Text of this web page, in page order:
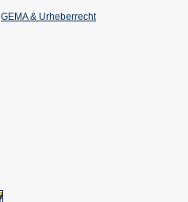
Tab)
GEMA & Urheberrecht
(Öffnet